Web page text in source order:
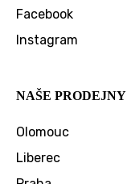
Facebook
Instagram
NAŠE PRODEJNY
Olomouc
Liberec